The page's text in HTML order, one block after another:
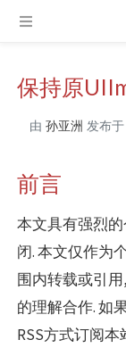
保持原
由 孙亚洲 发布于
前言
本文具有强烈
闭. 本文仅作为
围内转载或引
的理解合作. 如
RSS方式订阅